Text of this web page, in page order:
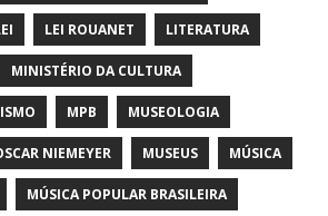
LEI ROUANET LITERATURA
MINISTÉRIO DA CULTURA
MPB MUSEOLOGIA
NIEMEYER MUSEUS MÚSICA
MÚSICA POPULAR BRASILEIRA